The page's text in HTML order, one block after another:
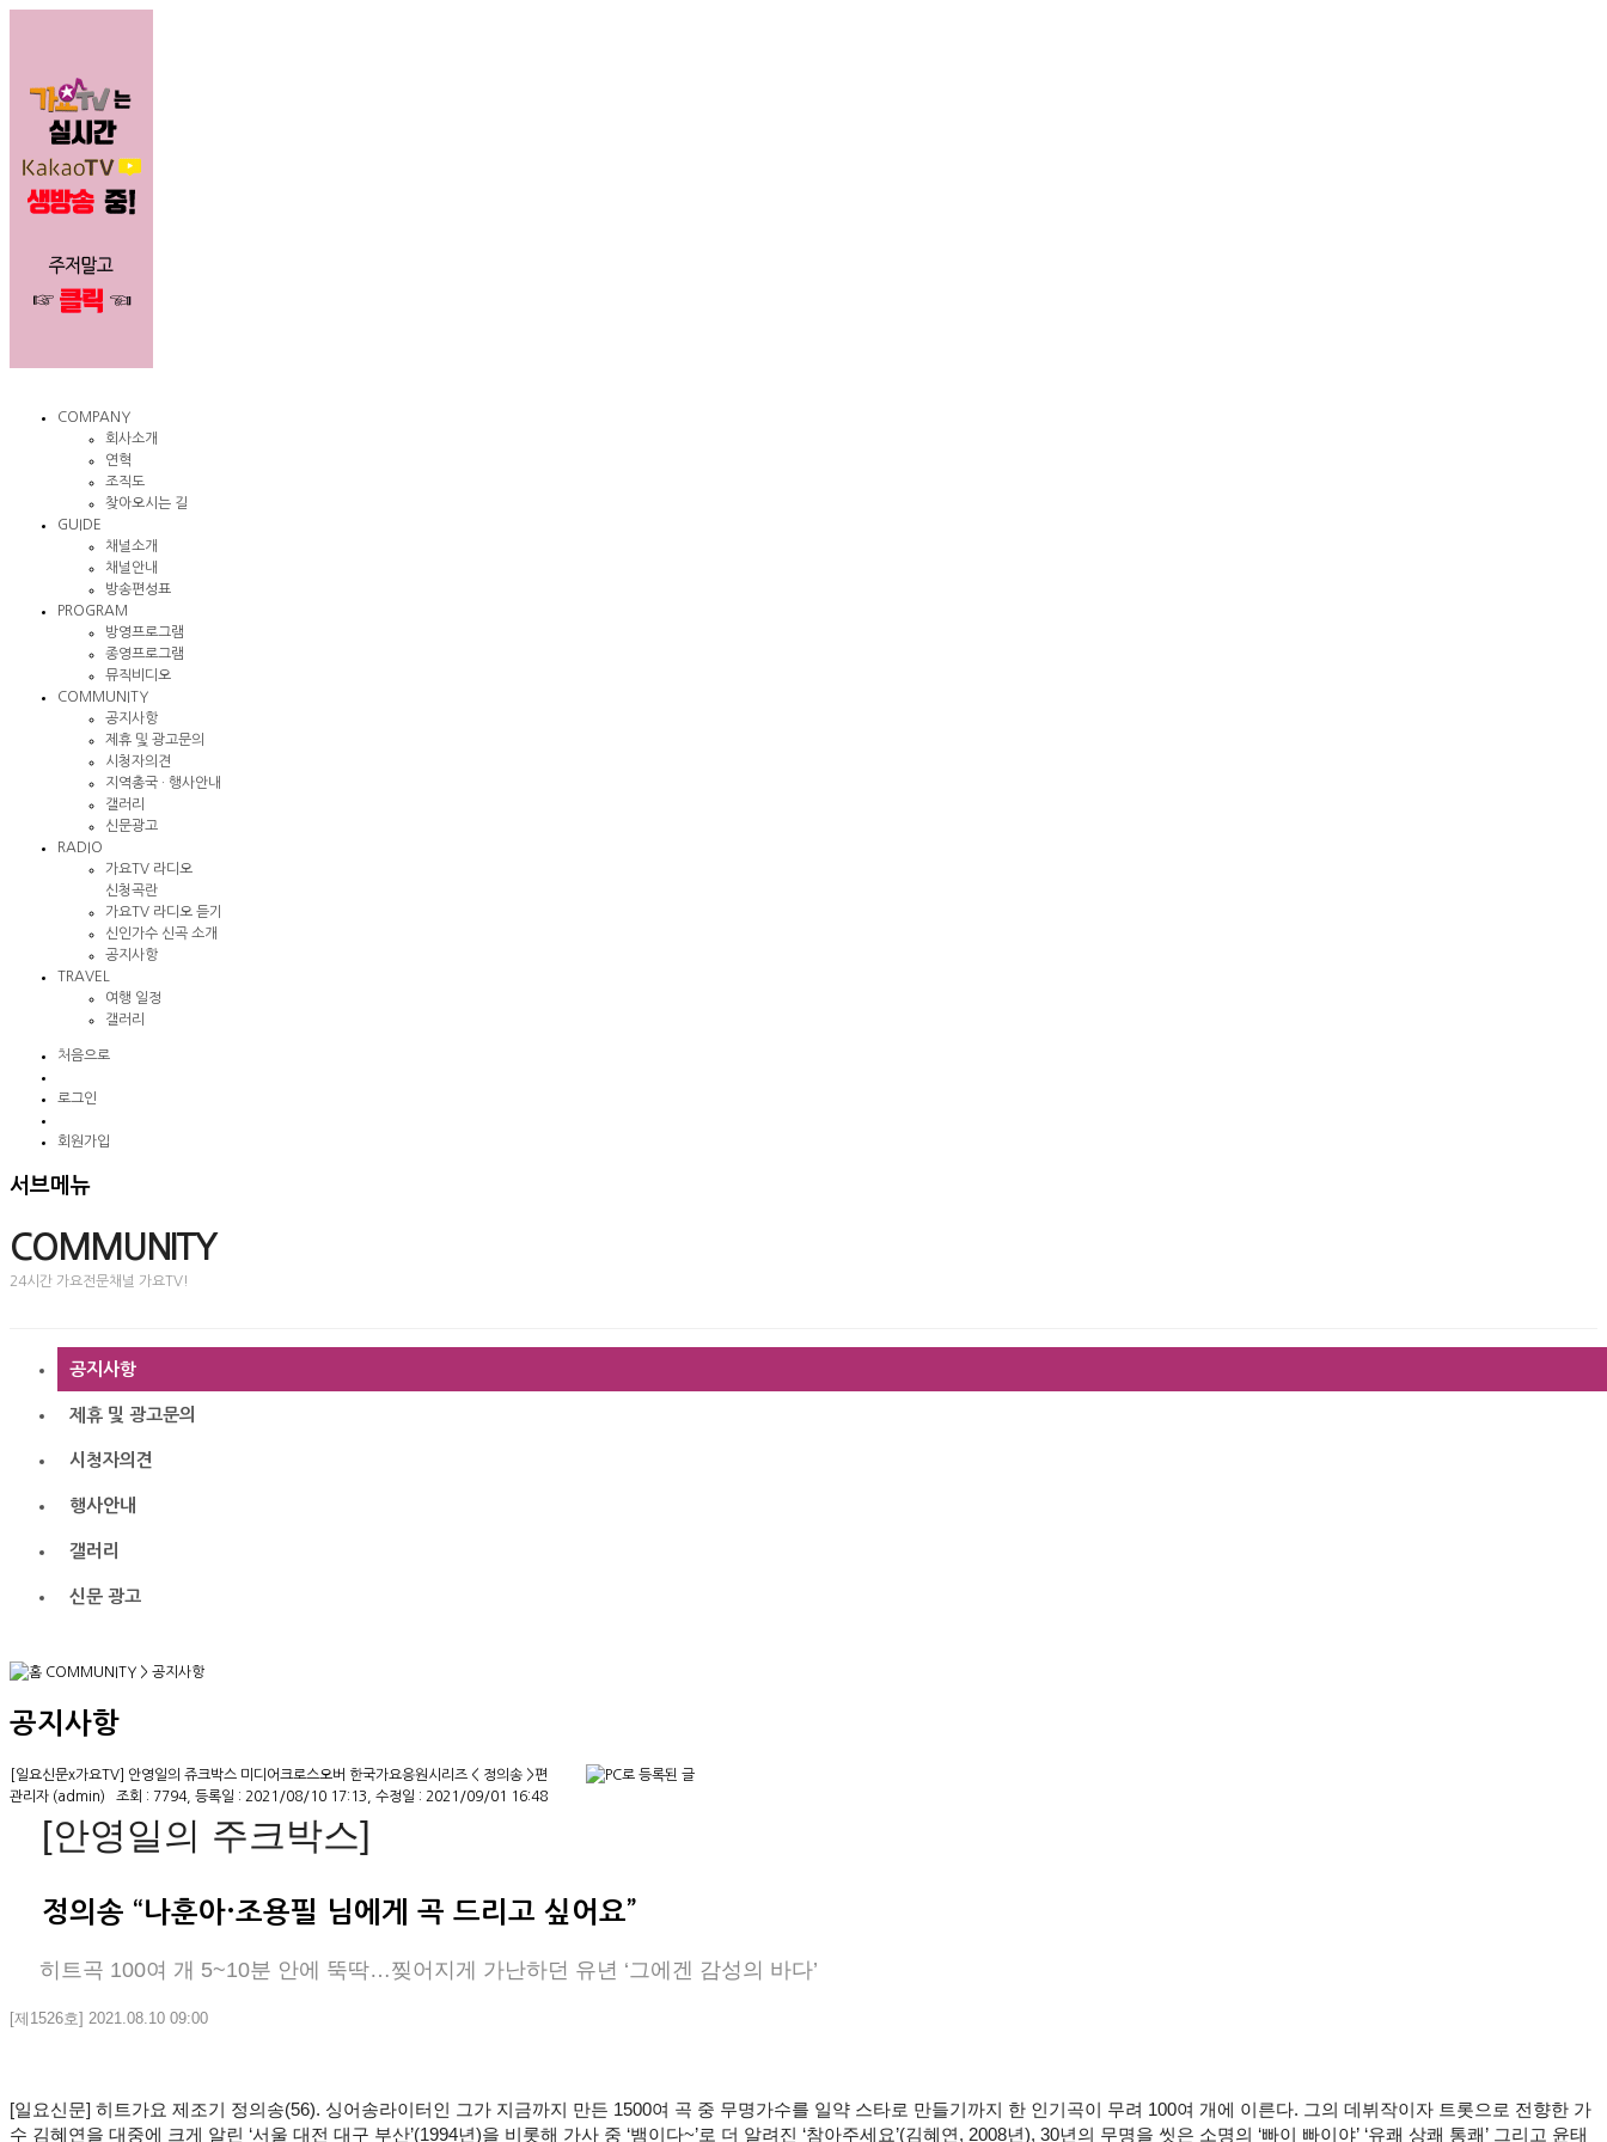
COMPANY
회사소개
연혁
조직도
찾아오시는 길
GUIDE
채널소개
채널안내
방송편성표
PROGRAM
방영프로그램
종영프로그램
뮤직비디오
COMMUNITY
공지사항
제휴 및 광고문의
시청자의견
지역총국 · 행사안내
갤러리
신문광고
RADIO
가요TV 라디오
신청곡란
가요TV 라디오 듣기
신인가수 신곡 소개
공지사항
TRAVEL
여행 일정
갤러리
처음으로
로그인
회원가입
서브메뉴
COMMUNITY
24시간 가요전문채널 가요TV!
공지사항
제휴 및 광고문의
시청자의견
행사안내
갤러리
신문 광고
COMMUNITY > 공지사항
공지사항
[일요신문x가요TV] 안영일의 쥬크박스 미디어크로스오버 한국가요응원시리즈 < 정의송 >편
관리자 (admin) 조회 : 7794, 등록일 : 2021/08/10 17:13, 수정일 : 2021/09/01 16:48
   [안영일의 주크박스]
정의송 “나훈아·조용필 님에게 곡 드리고 싶어요”
     히트곡 100여 개 5~10분 안에 뚝딱…찢어지게 가난하던 유년 ‘그에겐 감성의 바다’
[제1526호] 2021.08.10 09:00
[일요신문] 히트가요 제조기 정의송(56). 싱어송라이터인 그가 지금까지 만든 1500여 곡 중 무명가수를 일약 스타로 만들기까지 한 인기곡이 무려 100여 개에 이른다. 그의 데뷔작이자 트롯으로 전향한 가
수 김혜연을 대중에 크게 알린 ‘서울 대전 대구 부산’(1994년)을 비롯해 가사 중 ‘뱀이다~’로 더 알려진 ‘참아주세요’(김혜연, 2008년), 30년의 무명을 씻은 소명의 ‘빠이 빠이야’ ‘유쾌 상쾌 통쾌’ 그리고 윤태